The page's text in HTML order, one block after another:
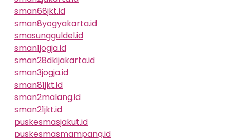
sman68jkt.id
sman8yogyakarta.id
smasungguldel.id
sman1jogja.id
sman28dkijakarta.id
sman3jogja.id
sman81jkt.id
sman2malang.id
sman21jkt.id
puskesmasjakut.id
puskesmasmampang.id